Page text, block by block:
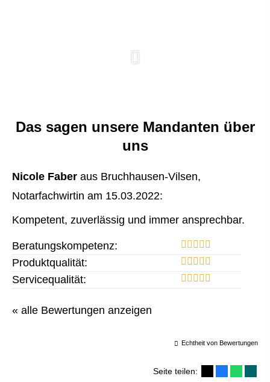
Das sagen unsere Mandanten über
uns
Nicole Faber aus Bruchhausen-Vilsen,
Notarfachwirtin am 15.03.2022:
Kompetent, zuverlässig und immer ansprechbar.
Beratungskompetenz:
Produktqualität:
Servicequalität:
« alle Bewertungen anzeigen
Echtheit von Bewertungen
Seite teilen: